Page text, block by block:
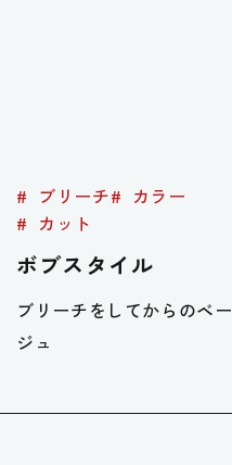
ブリーチ
カラー
カット
ボブスタイル
ブリーチをしてからのベー
ジュ